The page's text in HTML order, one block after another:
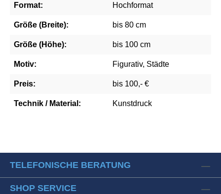
Format: Hochformat
Größe (Breite): bis 80 cm
Größe (Höhe): bis 100 cm
Motiv: Figurativ, Städte
Preis: bis 100,- €
Technik / Material: Kunstdruck
TELEFONISCHE BERATUNG
SHOP SERVICE